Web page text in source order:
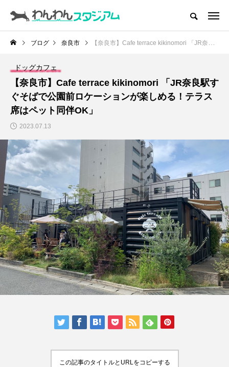
CATEGORY
ドッグラン
ドッグカフェ
愛犬とおでかけ (公園･施設etc)
愛犬と旅行
トリミングサロン
動物病院
コラム
トップページ
人気の記事ランキング
メンバー
会社概要
プライバシーポリシー
ブログ 奈良市 【奈良市】Cafe terrace kikinomori 「JR奈良駅すぐそばで公園前ロケーションが楽しめる！テラス席はペット同伴OK」
ドッグカフェ
【奈良市】Cafe terrace kikinomori 「JR奈良駅す
ぐそばで公園前ロケーションが楽しめる！テラス
席はペット同伴OK」
2023.07.13
この記事のタイトルとURLをコピーする